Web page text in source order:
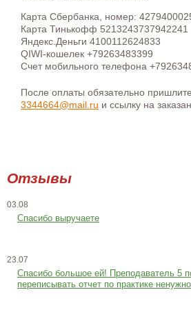
Карта Сбербанка, номер:
Карта Тинькофф 5213243737942241
Яндекс.Деньги 4100112624833
QIWI-кошелек +79263483399
Счет мобильного телефона
После оплаты обязательно
3344664@mail.ru и ссылку на
Отзывы
03.08
Спасибо выручаете
23.07
Cпасибо большое ей! Преподаватель 5
переписывать отчет по практике ненужно.